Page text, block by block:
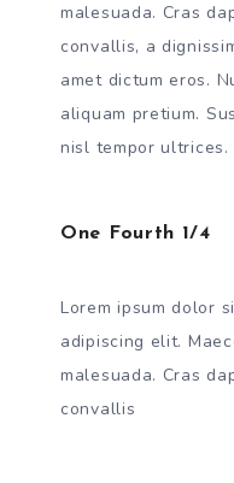
malesuada. Cras
convallis, a
amet dictum eros.
aliquam pretium.
nisl tempor
One Fourth 1/4
Lorem ipsum dolor
adipiscing elit.
malesuada. Cras
convallis